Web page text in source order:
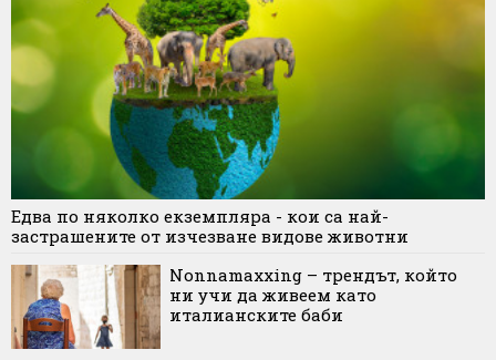
Едва по няколко екземпляра - кои са най-
застрашените от изчезване видове животни
Nonnamaxxing – трендът, който
ни учи да живеем като
италианските баби